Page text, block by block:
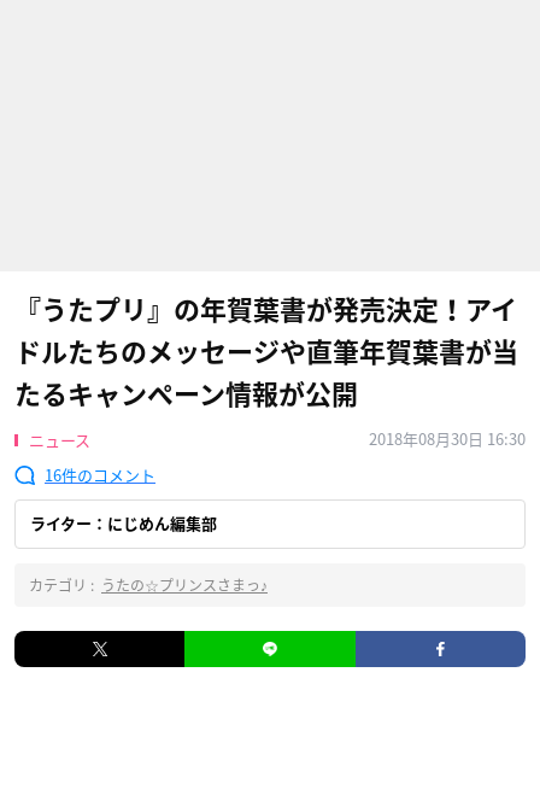
『うたプリ』の年賀葉書が発売決定！アイ
ドルたちのメッセージや直筆年賀葉書が当
たるキャンペーン情報が公開
ニュース
2018年08月30日 16:30
16
ライター：にじめん編集部
カテゴリ : うたの☆プリンスさまっ♪